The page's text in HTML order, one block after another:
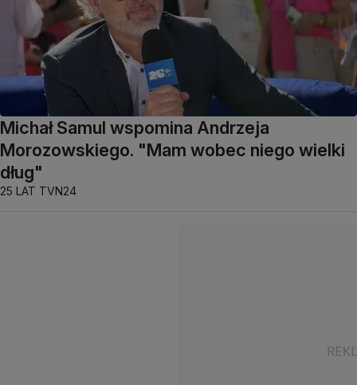
Michał Samul wspomina Andrzeja
Morozowskiego. "Mam wobec niego wielki
dług"
25 LAT TVN24